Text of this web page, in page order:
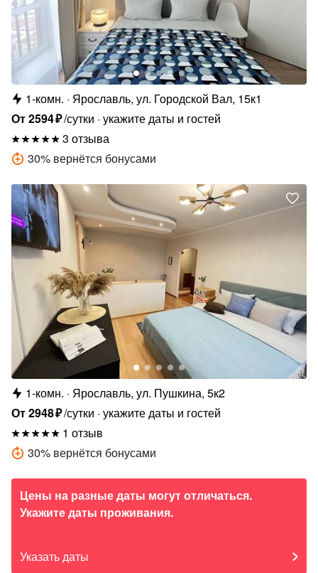
1-комн.
Ярославль, ул. Городской Вал, 15к1
От2594₽/сутки укажите даты и гостей
3 отзыва
30% вернётся бонусами
1-комн.
Ярославль, ул. Пушкина, 5к2
От2948₽/сутки укажите даты и гостей
1 отзыв
30% вернётся бонусами
Цены на разные даты могут отличаться.
Укажите даты проживания.
Указать даты